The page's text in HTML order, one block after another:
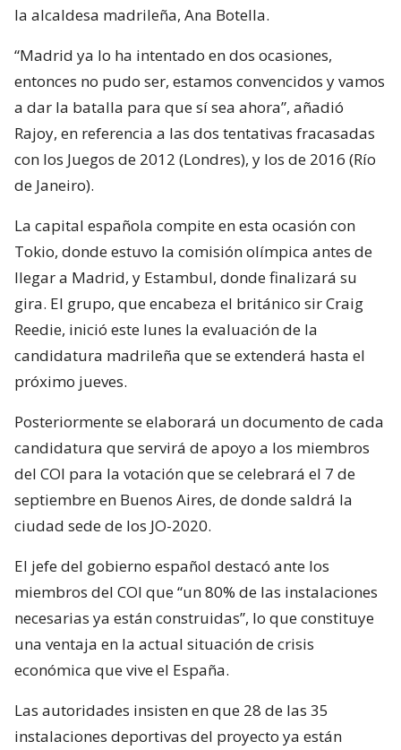
la alcaldesa madrileña, Ana Botella.
“Madrid ya lo ha intentado en dos ocasiones,
entonces no pudo ser, estamos convencidos y vamos
a dar la batalla para que sí sea ahora”, añadió
Rajoy, en referencia a las dos tentativas fracasadas
con los Juegos de 2012 (Londres), y los de 2016 (Río
de Janeiro).
La capital española compite en esta ocasión con
Tokio, donde estuvo la comisión olímpica antes de
llegar a Madrid, y Estambul, donde finalizará su
gira. El grupo, que encabeza el británico sir Craig
Reedie, inició este lunes la evaluación de la
candidatura madrileña que se extenderá hasta el
próximo jueves.
Posteriormente se elaborará un documento de cada
candidatura que servirá de apoyo a los miembros
del COI para la votación que se celebrará el 7 de
septiembre en Buenos Aires, de donde saldrá la
ciudad sede de los JO-2020.
El jefe del gobierno español destacó ante los
miembros del COI que “un 80% de las instalaciones
necesarias ya están construidas”, lo que constituye
una ventaja en la actual situación de crisis
económica que vive el España.
Las autoridades insisten en que 28 de las 35
instalaciones deportivas del proyecto ya están